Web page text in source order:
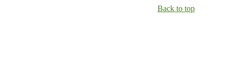
Back to top